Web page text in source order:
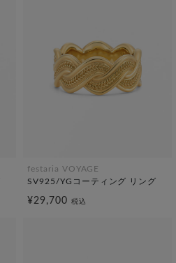
festaria VOYAGE
SV925/YGコーティング リング
¥29,700 税込